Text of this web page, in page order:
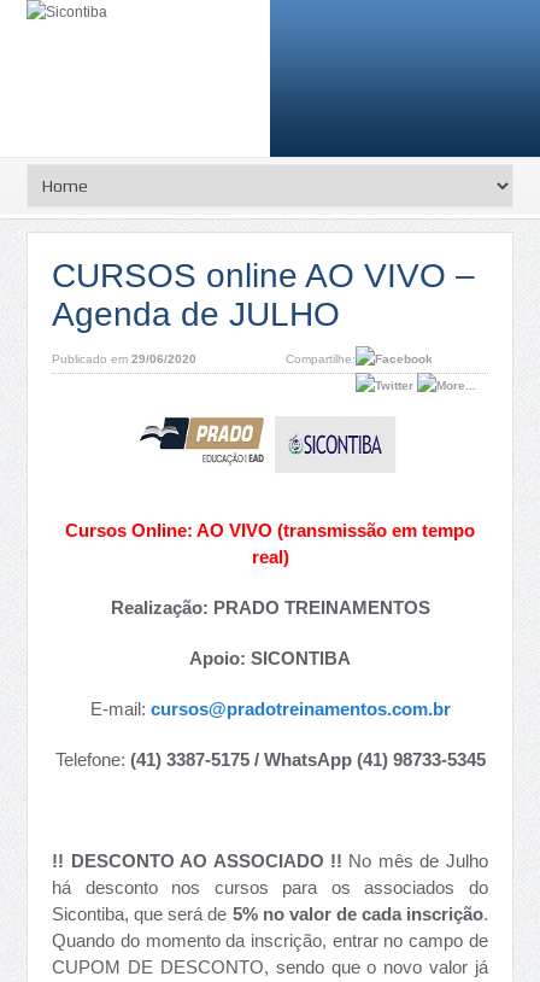
CURSOS online AO VIVO –
Agenda de JULHO
Publicado em29/06/2020 Compartilhe:
Cursos Online: AO VIVO (transmissão em tempo
real)
Realização: PRADO TREINAMENTOS
Apoio: SICONTIBA
E-mail: cursos@pradotreinamentos.com.br
Telefone: (41) 3387-5175 / WhatsApp (41) 98733-5345
!! DESCONTO AO ASSOCIADO !! No mês de Julho
há desconto nos cursos para os associados do
Sicontiba, que será de 5% no valor de cada inscrição.
Quando do momento da inscrição, entrar no campo de
CUPOM DE DESCONTO, sendo que o novo valor já